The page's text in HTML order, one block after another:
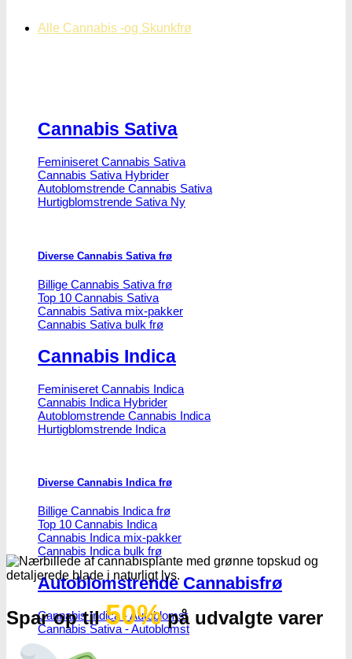
Alle Cannabis -og Skunkfrø
Cannabis Sativa
Feminiseret Cannabis Sativa
Cannabis Sativa Hybrider
Autoblomstrende Cannabis Sativa
Hurtigblomstrende Sativa
Diverse Cannabis Sativa frø
Billige Cannabis Sativa frø
Top 10 Cannabis Sativa
Cannabis Sativa mix-pakker
Cannabis Sativa bulk frø
Cannabis Indica
Feminiseret Cannabis Indica
Cannabis Indica Hybrider
Autoblomstrende Cannabis Indica
Hurtigblomstrende Indica
Diverse Cannabis Indica frø
Billige Cannabis Indica frø
Top 10 Cannabis Indica
Cannabis Indica mix-pakker
Cannabis Indica bulk frø
Autoblomstrende Cannabisfrø
Cannabis Indica - Autoblomst
Cannabis Sativa - Autoblomst
Spar op til50%på udvalgte varer